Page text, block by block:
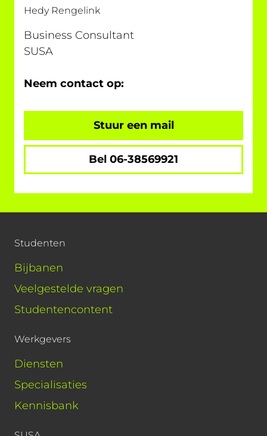
Hedy Rengelink
Business Consultant
SUSA
Neem contact op:
Stuur een mail
Bel 06-38569921
Studenten
Bijbanen
Veelgestelde vragen
Studentencontent
Werkgevers
Diensten
Specialisaties
Kennisbank